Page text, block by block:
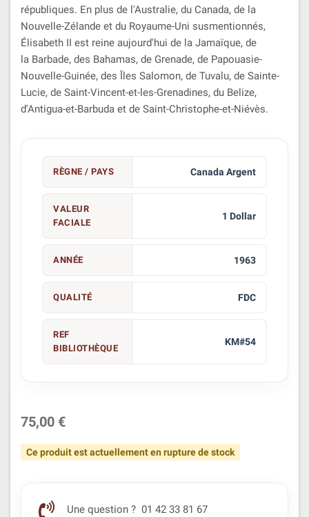
républiques. En plus de l'Australie, du Canada, de la
Nouvelle-Zélande et du Royaume-Uni susmentionnés,
Élisabeth II est reine aujourd'hui de la Jamaïque, de
la Barbade, des Bahamas, de Grenade, de Papouasie-
Nouvelle-Guinée, des Îles Salomon, de Tuvalu, de Sainte-
Lucie, de Saint-Vincent-et-les-Grenadines, du Belize,
d'Antigua-et-Barbuda et de Saint-Christophe-et-Niévès.
RÈGNE / PAYS Canada Argent
VALEUR
FACIALE
1 Dollar
ANNÉE 1963
QUALITÉ FDC
REF
BIBLIOTHÈQUE
KM#54
75,00 €
Ce produit est actuellement en rupture de stock
Une question ? 01 42 33 81 67